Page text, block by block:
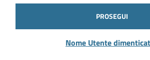
PROSEGUI
Nome Utente